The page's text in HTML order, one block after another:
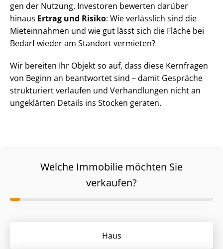
gen der Nutzung. Investoren bewerten darüber
hinaus Ertrag und Risiko: Wie verlässlich sind die
Mieteinnahmen und wie gut lässt sich die Fläche bei
Bedarf wieder am Standort vermieten?
Wir bereiten Ihr Objekt so auf, dass diese Kernfragen
von Beginn an beantwortet sind – damit Gespräche
strukturiert verlaufen und Verhandlungen nicht an
ungeklärten Details ins Stocken geraten.
Welche Immobilie möchten Sie
verkaufen?
Haus